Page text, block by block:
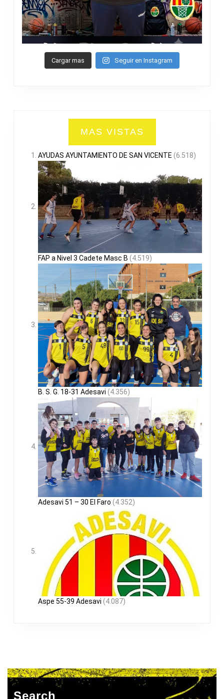
Cargar mas Seguir en Instagram
MAS VISTAS
AYUDAS AYUNTAMIENTO DE SAN VICENTE (6.518)
FAP a Nivel 3 Cadete Masc B (4.519)
B. S. G. 18-31 Adesavi (4.356)
Adesavi 51 – 30 El Faro (4.352)
Aspe 55-39 Adesavi (4.087)
Search